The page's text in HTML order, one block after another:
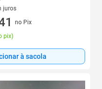
juros
jurosno Pix
pix)
à sacola